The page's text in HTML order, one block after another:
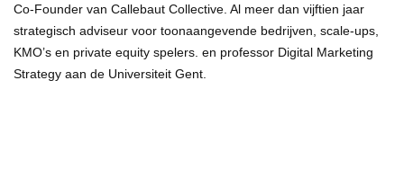
Co-Founder van Callebaut Collective. Al meer dan vijftien jaar
strategisch adviseur voor toonaangevende bedrijven, scale-ups,
KMO’s en private equity spelers. en professor Digital Marketing
Strategy aan de Universiteit Gent.